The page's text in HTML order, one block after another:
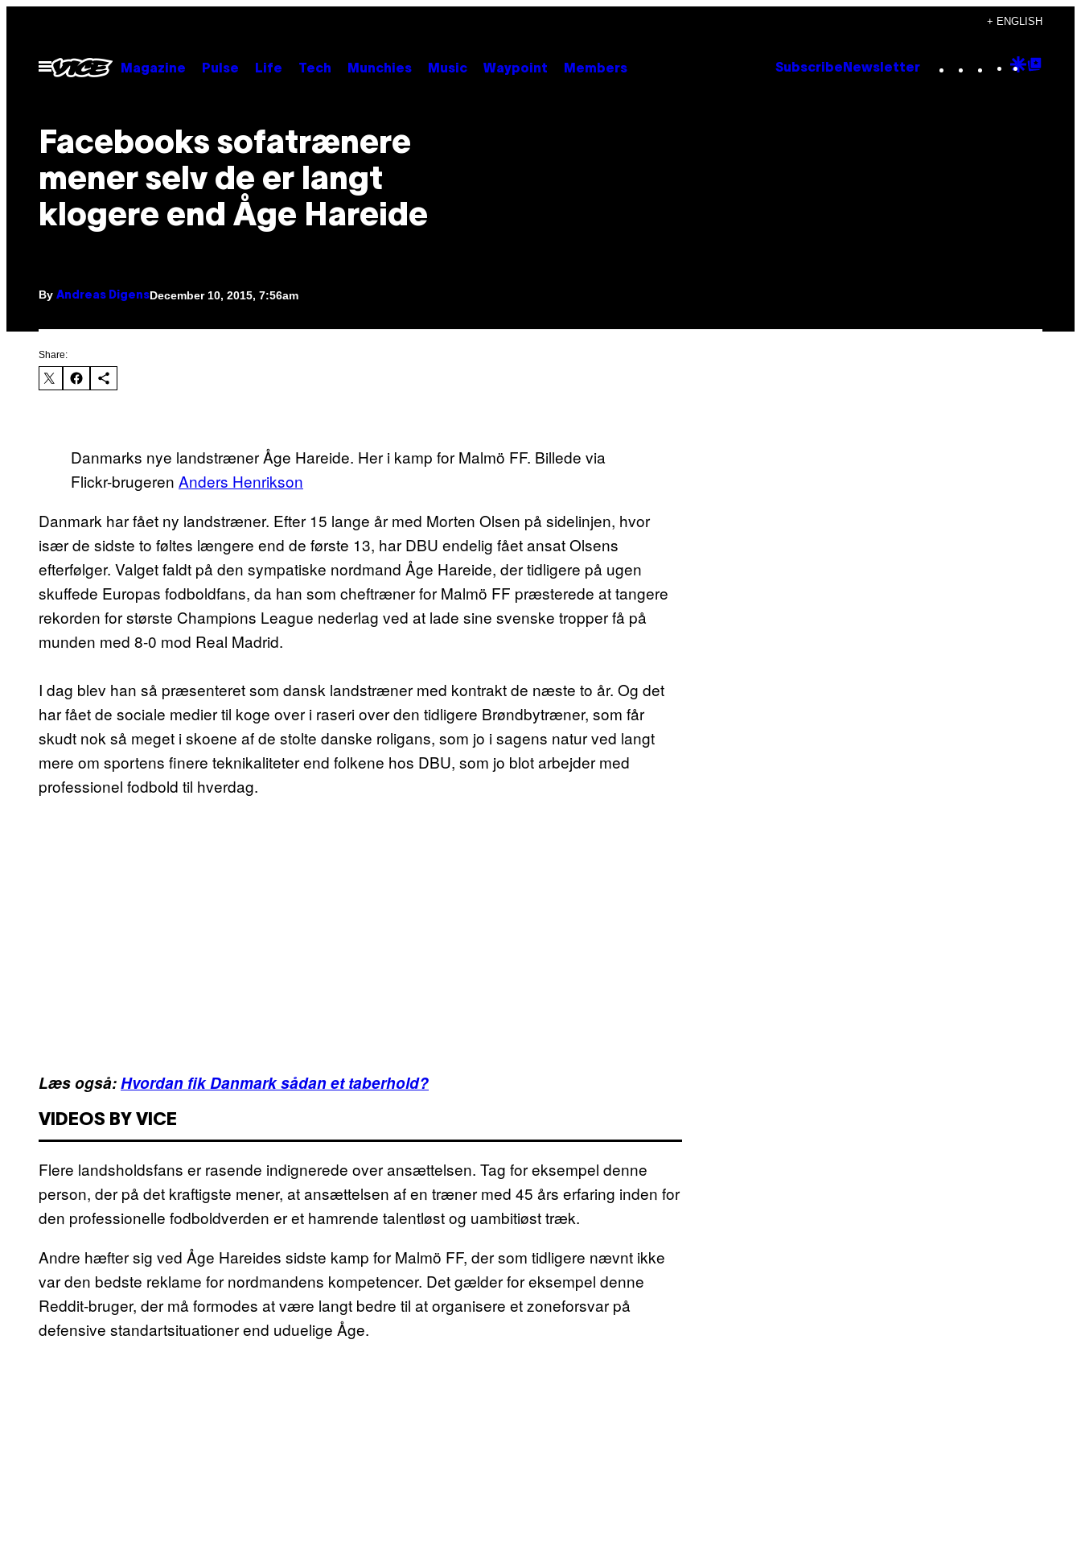
content
+ ENGLISH
Open
Menu
Magazine Pulse Life Tech Munchies Music Waypoint Members Subscribe Newsletter Instagram
TikTok
YouTube
Google
Facebooks sofatrænere
mener selv de er langt
klogere end Åge Hareide
By Andreas DigensDecember 10, 2015, 7:56am
Share:
Danmarks nye landstræner Åge Hareide. Her i kamp for Malmö FF. Billede via
Flickr-brugeren Anders Henrikson
Danmark har fået ny landstræner. Efter 15 lange år med Morten Olsen på sidelinjen, hvor
især de sidste to føltes længere end de første 13, har DBU endelig fået ansat Olsens
efterfølger. Valget faldt på den sympatiske nordmand Åge Hareide, der tidligere på ugen
skuffede Europas fodboldfans, da han som cheftræner for Malmö FF præsterede at tangere
rekorden for største Champions League nederlag ved at lade sine svenske tropper få på
munden med 8-0 mod Real Madrid.
I dag blev han så præsenteret som dansk landstræner med kontrakt de næste to år. Og det
har fået de sociale medier til koge over i raseri over den tidligere Brøndbytræner, som får
skudt nok så meget i skoene af de stolte danske roligans, som jo i sagens natur ved langt
mere om sportens finere teknikaliteter end folkene hos DBU, som jo blot arbejder med
professionel fodbold til hverdag.
Læs også:Hvordan fik Danmark sådan et taberhold?
VIDEOS BY VICE
Flere landsholdsfans er rasende indignerede over ansættelsen. Tag for eksempel denne
person, der på det kraftigste mener, at ansættelsen af en træner med 45 års erfaring inden for
den professionelle fodboldverden er et hamrende talentløst og uambitiøst træk.
Andre hæfter sig ved Åge Hareides sidste kamp for Malmö FF, der som tidligere nævnt ikke
var den bedste reklame for nordmandens kompetencer. Det gælder for eksempel denne
Reddit-bruger, der må formodes at være langt bedre til at organisere et zoneforsvar på
defensive standartsituationer end uduelige Åge.